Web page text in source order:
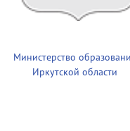
Министерство
Иркутской области